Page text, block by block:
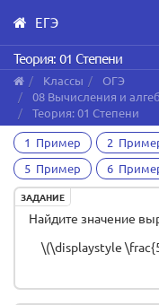
Skip
to
main
content
ЕГЭ
Теория: 01 Степени
Классы
ОГЭ
08 Вычисления и
Теория: 01 Степени
1 Пример
2
5 Пример
6
ЗАДАНИЕ
Найдите значение
\(\displaystyle